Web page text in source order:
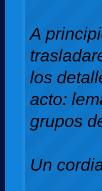
A
los
acto:
grupos
Un